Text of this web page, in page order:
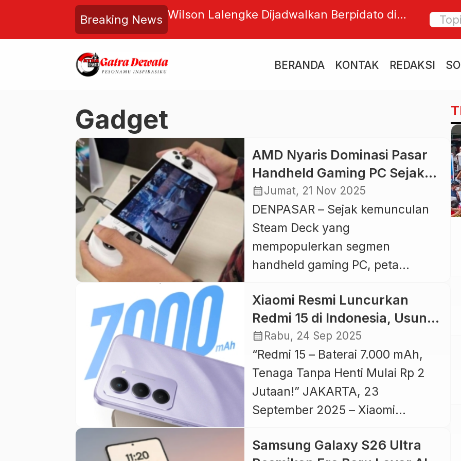
Breaking News
PHDI Denpasar, Pasca
Umat ke Hindu, Ujian
Wilson Lalengke Dijadwalkan Berpidato di
BERANDA KONTAK REDAKSI
Gadget
AMD Nyaris Dominasi Pasar
Handheld Gaming PC Sejak
Era Steam Deck
calendar_monthJumat, 21 Nov 2025
DENPASAR – Sejak kemunculan
Steam Deck yang
mempopulerkan segmen
handheld gaming PC, peta
portabel berubah signifikan.
Keberhasilan Steam Deck bukan
hanya memunculkan tren baru,
tetapi juga menjadi pintu masuk
bagi produsen lain untuk
menggarap pasar yang
sebelumnya dianggap niche. Di
sebagai pemain dominan berkat
Xiaomi Resmi Luncurkan
Redmi 15 di Indonesia, Usung
Baterai Jumbo 7.000 mAh
calendar_month Rabu, 24 Sep 2025
“Redmi 15 – Baterai 7.000 mAh,
Tenaga Tanpa Henti Mulai Rp 2
Jutaan!” JAKARTA, 23
September 2025 – Xiaomi
smartphone terbaru mereka,
Samsung Galaxy S26 Ultra